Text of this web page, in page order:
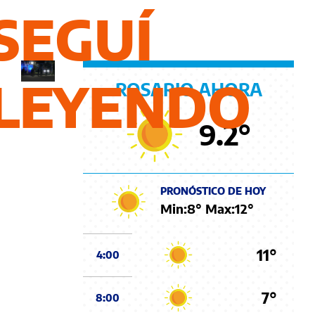
de
Rosario
ROSARIO AHORA
9.2°
PRONÓSTICO DE HOY
Min:8° Max:12°
4:00 11°
8:00 7°